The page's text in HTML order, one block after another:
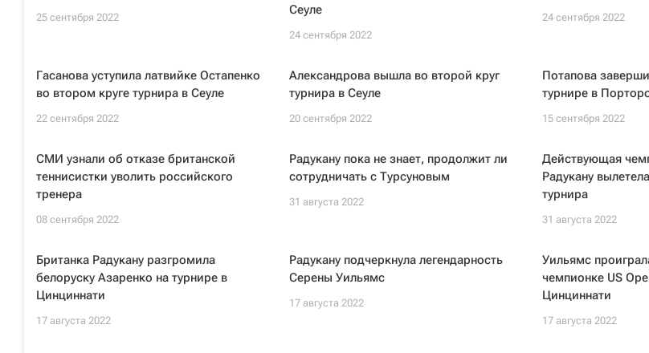
25 сентября 2022
Сеуле
24 сентября 2022
24 сентября 2022
Гасанова уступила латвийке Остапенко
во втором круге турнира в Сеуле
22 сентября 2022
Александрова вышла во второй круг
турнира в Сеуле
20 сентября 2022
Потапова
турнире в
15 сентября 2022
СМИ узнали об отказе британской
теннисистки уволить российского
тренера
08 сентября 2022
Радукану пока не знает, продолжит ли
сотрудничать с Турсуновым
31 августа 2022
Действующая
Радукану
турнира
31 августа 2022
Британка Радукану разгромила
белоруску Азаренко на турнире в
Цинциннати
17 августа 2022
Радукану подчеркнула легендарность
Серены Уильямс
17 августа 2022
Уильямс
чемпионке US
Цинциннати
17 августа 2022